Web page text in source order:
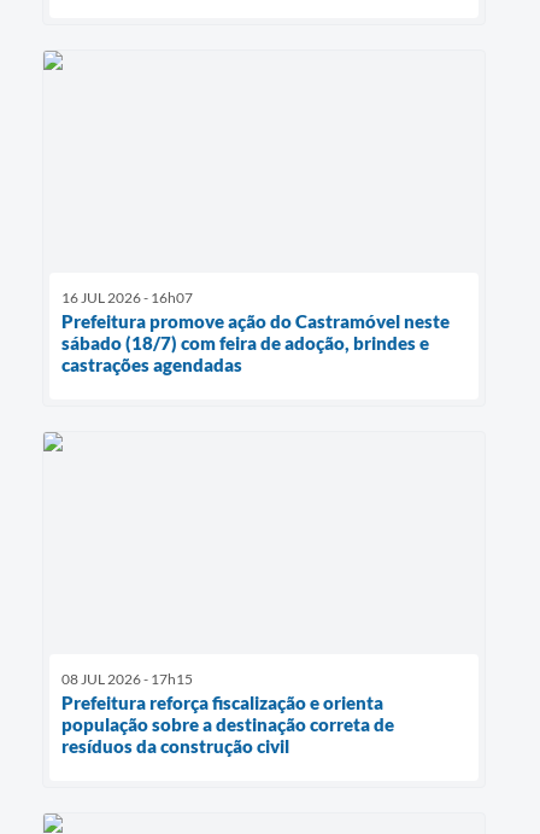
16 JUL 2026 - 16h07
Prefeitura promove ação do Castramóvel neste
sábado (18/7) com feira de adoção, brindes e
castrações agendadas
08 JUL 2026 - 17h15
Prefeitura reforça fiscalização e orienta
população sobre a destinação correta de
resíduos da construção civil